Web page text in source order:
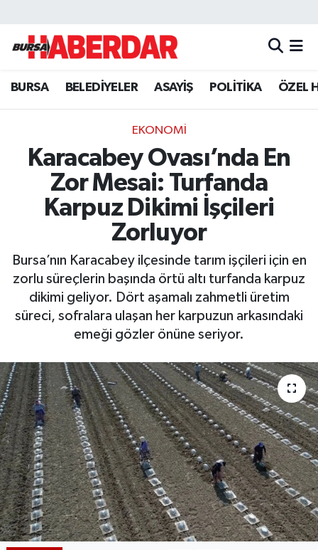
BURSA BELEDİYELER ASAYİŞ POLİTİKA ÖZEL
EKONOMİ
Karacabey Ovası’nda En
Zor Mesai: Turfanda
Karpuz Dikimi İşçileri
Zorluyor
Bursa’nın Karacabey ilçesinde tarım işçileri için en
zorlu süreçlerin başında örtü altı turfanda karpuz
dikimi geliyor. Dört aşamalı zahmetli üretim
süreci, sofralara ulaşan her karpuzun arkasındaki
emeği gözler önüne seriyor.
Hava Durumu
Trafik Durumu
Süper Lig Puan Durumu ve Fikstür
Tüm Manşetler
Son Dakika Haberleri